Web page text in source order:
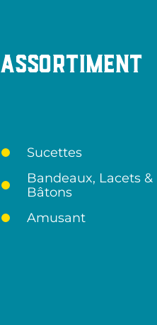
Assortiment
Sucettes
Bandeaux, Lacets &
Bâtons
Amusant